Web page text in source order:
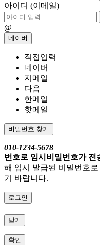
아이디 (이메일)
@
네이버
직접입력
네이버
지메일
다음
한메일
핫메일
비밀번호 찾기
010-1234-5678
번호로 임시비밀번호가 전
해 임시 발급된 비밀번호
기 바랍니다.
로그인
닫기
확인